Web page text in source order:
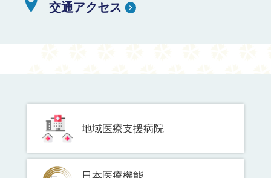
交通アクセス
地域医療支援病院